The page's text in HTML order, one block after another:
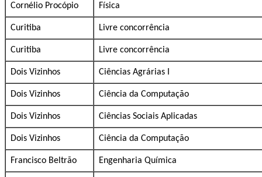
Cornélio Procópio Física
Curitiba Livre concorrência
Curitiba Livre concorrência
Dois Vizinhos Ciências Agrárias I
Dois Vizinhos Ciência da Computação
Dois Vizinhos Ciências Sociais Aplicadas
Dois Vizinhos Ciência da Computação
Francisco Beltrão Engenharia Química